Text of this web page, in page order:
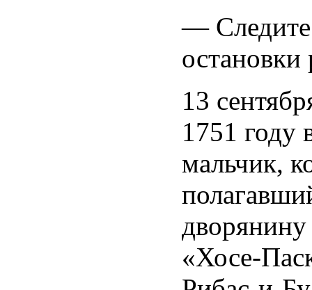
— Следите
13
1751 году
мальчик,
«Хосе-